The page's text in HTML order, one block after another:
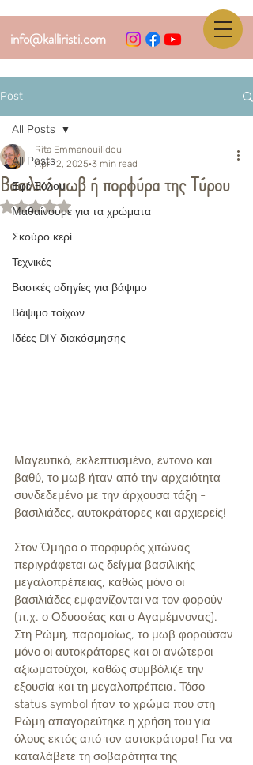
info@kalliristi.com
Post
All Posts
Εφέ Ξύλου
Μαθαίνουμε για τα χρώματα
Σκούρο κερί
Τεχνικές
Βασικές οδηγίες για βάψιμο
Βάψιμο τοίχων
Ιδέες DIY διακόσμησης
All Posts
Βασιλικό μωβ ή πορφύρα της Τύρου
Rita Emmanouilidou
Apr 12, 2025 3 min read
Rated NaN out of 5 stars.
Μαγευτικό, εκλεπτυσμένο, έντονο και
βαθύ, το μωβ ήταν από την αρχαιότητα
συνδεδεμένο με την άρχουσα τάξη -
βασιλιάδες, αυτοκράτορες και αρχιερείς!
Στον Όμηρο ο πορφυρός χιτώνας
περιγράφεται ως δείγμα βασιλικής
μεγαλοπρέπειας, καθώς μόνο οι
βασιλιάδες εμφανίζονται να τον φορούν
(π.χ. ο Οδυσσέας και ο Αγαμέμνονας).
Στη Ρώμη, παρομοίως, το μωβ φορούσαν
μόνο οι αυτοκράτορες και οι ανώτεροι
αξιωματούχοι, καθώς συμβόλιζε την
εξουσία και τη μεγαλοπρέπεια. Τόσο
status symbol ήταν το χρώμα που στη
Ρώμη απαγορεύτηκε η χρήση του για
όλους εκτός από τον αυτοκράτορα! Για να
καταλάβετε τη σοβαρότητα της